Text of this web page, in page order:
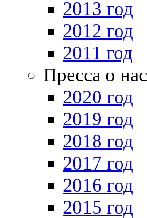
2013 год
2012 год
2011 год
Пресса о нас
2020 год
2019 год
2018 год
2017 год
2016 год
2015 год